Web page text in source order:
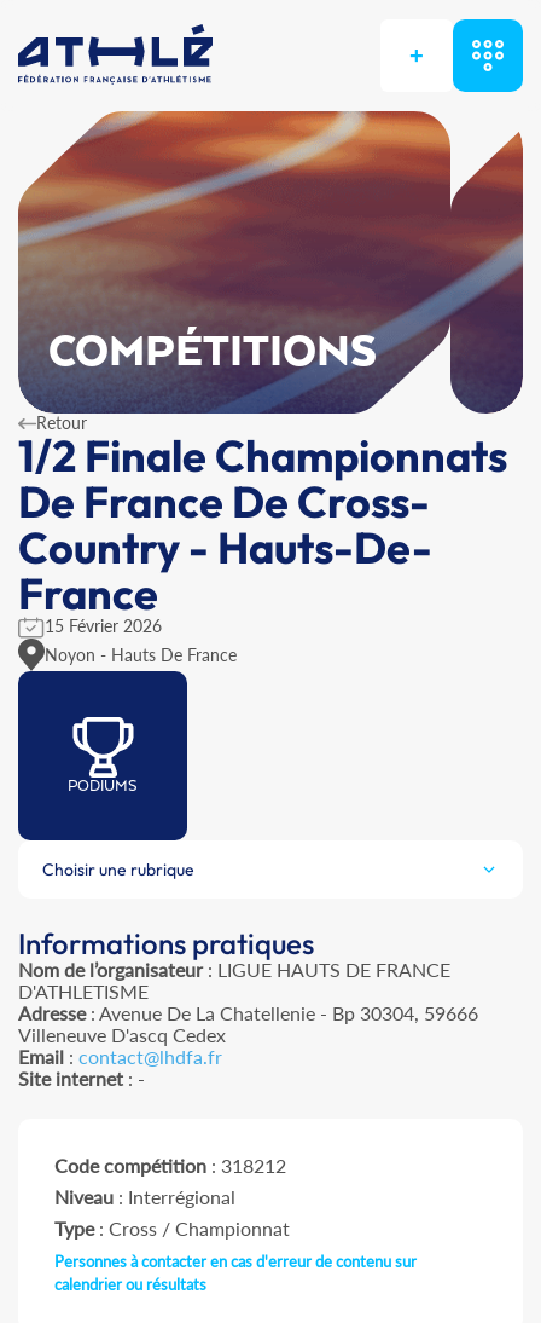
+
COMPÉTITIONS
Retour
1/2 Finale Championnats
De France De Cross-
Country - Hauts-De-
France
15 Février 2026
Noyon - Hauts De France
PODIUMS
Choisir une rubrique
Informations pratiques
Nom de l’organisateur: LIGUE HAUTS DE FRANCE
D'ATHLETISME
Adresse: Avenue De La Chatellenie - Bp 30304, 59666
Villeneuve D'ascq Cedex
Email : contact@lhdfa.fr
Site internet : -
Code compétition : 318212
Niveau : Interrégional
Type: Cross / Championnat
Personnes à contacter en cas d'erreur de contenu sur
calendrier ou résultats